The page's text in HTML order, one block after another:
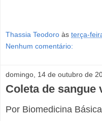
Thassia Teodoro às terça-
Nenhum comentário:
domingo, 14 de outubro de
Coleta de sangue
Por Biomedicina Básica